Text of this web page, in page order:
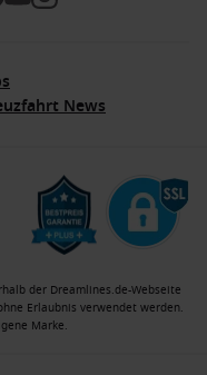
News
der Dreamlines.de-Webseite
Erlaubnis verwendet werden.
Marke.